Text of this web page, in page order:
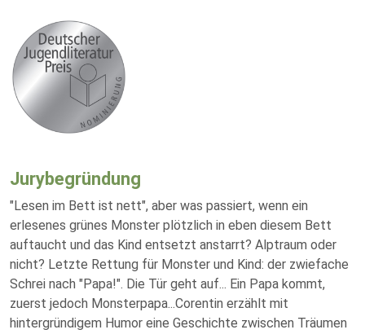
Jurybegründung
"Lesen im Bett ist nett", aber was passiert, wenn ein
erlesenes grünes Monster plötzlich in eben diesem Bett
auftaucht und das Kind entsetzt anstarrt? Alptraum oder
nicht? Letzte Rettung für Monster und Kind: der zwiefache
Schrei nach "Papa!". Die Tür geht auf... Ein Papa kommt,
zuerst jedoch Monsterpapa...Corentin erzählt mit
hintergründigem Humor eine Geschichte zwischen Träumen